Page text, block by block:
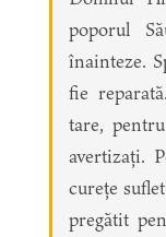
poporul
înainteze.
fie
tare,
avertizați.
curețe
pregătit